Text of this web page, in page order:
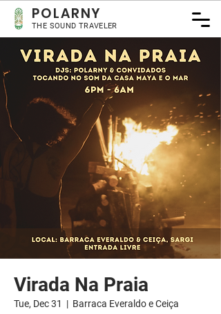
POLARNY
THE SOUND TRAVELER
Virada Na Praia
Tue, Dec 31
  |
Barraca Everaldo e Ceiça